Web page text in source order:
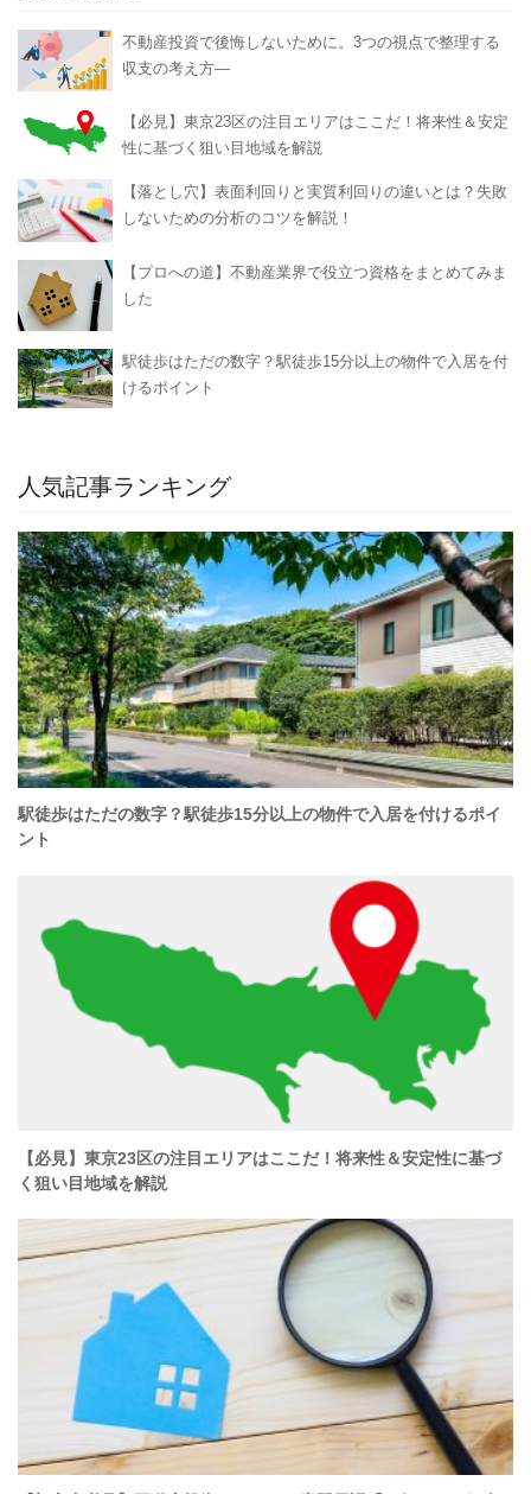
不動産投資で後悔しないために。3つの視点で整理する
収支の考え方―
【必見】東京23区の注目エリアはここだ！将来性＆安定
性に基づく狙い目地域を解説
【落とし穴】表面利回りと実質利回りの違いとは？失敗
しないための分析のコツを解説！
【プロへの道】不動産業界で役立つ資格をまとめてみま
した
駅徒歩はただの数字？駅徒歩15分以上の物件で入居を付
けるポイント
人気記事ランキング